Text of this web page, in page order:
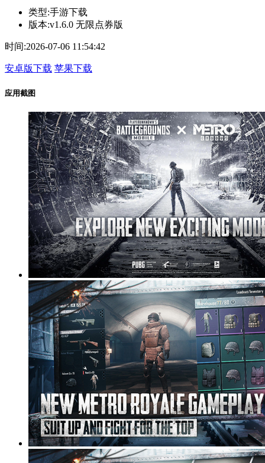
类型:手游下载
版本:v1.6.0 无限点券版
时间:2026-07-06 11:54:42
安卓版下载 苹果下载
应用截图